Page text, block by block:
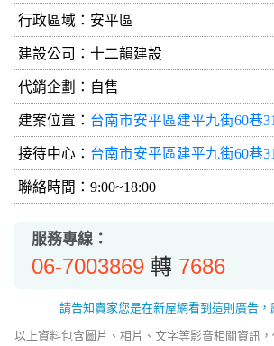
行政區域：安平區
建設公司： 十二韻建設
代銷企劃：自售
建案位置： 台南市安平區建平九街60巷
接待中心： 台南市安平區建平九街60巷
聯絡時間：9:00~18:00
服務專線：
06-7003869 轉 7686
請告知賣家您是在新屋網看到這則廣告，
以上資料包含圖片、相片、文字等影音相關資訊